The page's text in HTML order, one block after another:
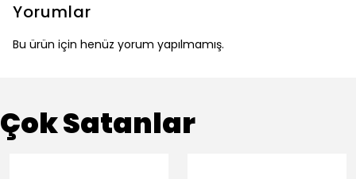
Yorumlar
Bu ürün için henüz yorum yapılmamış.
Çok Satanlar